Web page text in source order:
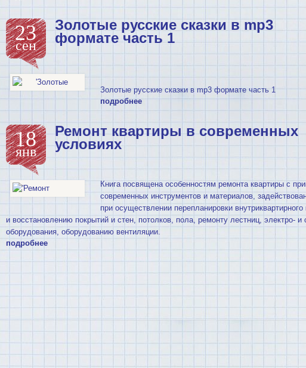
23
сен
Золотые русские сказки в mp3
формате часть 1
Золотые русские сказки в mp3 формате часть 1
подробнее
18
янв
Ремонт квартиры в современных
условиях
Книга посвящена особенностям ремонта квартиры с
современных инструментов и материалов,
при осуществлении перепланировки
и восстановлению покрытий и стен, потолков, пола, ремонту лестниц, электро- и
оборудования, оборудованию вентиляции.
подробнее